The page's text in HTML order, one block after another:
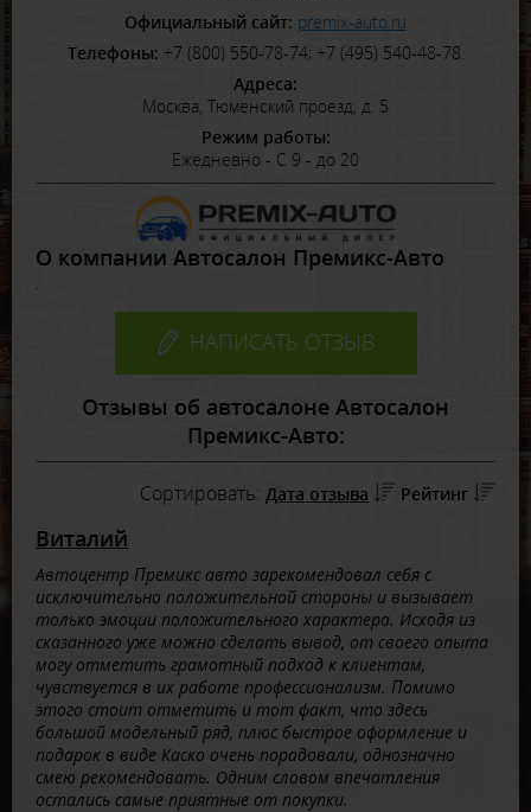
Официальный сайт: premix-auto.ru
Телефоны: +7 (800) 550-78-74; +7 (495) 540-48-78.
Адреса:
Москва, Тюменский проезд, д. 5
Режим работы:
Ежедневно - С 9 - до 20
О компании Автосалон Премикс-Авто
.
НАПИСАТЬ ОТЗЫВ
Отзывы об автосалоне Автосалон
Премикс-Авто:
Сортировать: Дата отзыва Рейтинг
Виталий
Автоцентр Премикс авто зарекомендовал себя с
исключительно положительной стороны и вызывает
только эмоции положительного характера. Исходя из
сказанного уже можно сделать вывод, от своего опыта
могу отметить грамотный подход к клиентам,
чувствуется в их работе профессионализм. Помимо
этого стоит отметить и тот факт, что здесь
большой модельный ряд, плюс быстрое оформление и
подарок в виде Каско очень порадовали, однозначно
смею рекомендовать. Одним словом впечатления
остались самые приятные от покупки.